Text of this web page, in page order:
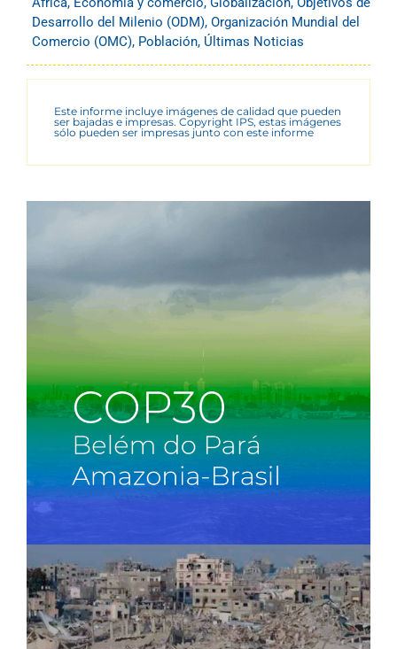
Desarrollo del Milenio (ODM), Organización Mundial del
Comercio (OMC), Población, Últimas Noticias
Este informe incluye imágenes de calidad que pueden
ser bajadas e impresas. Copyright IPS, estas imágenes
sólo pueden ser impresas junto con este informe